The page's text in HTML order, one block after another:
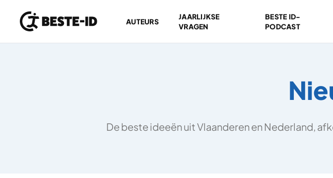
Ga naar inhoud
AUTEURS
JAARLIJKSE
VRAGEN
BESTE ID-
PODCAST
De beste ideeën uit Vlaanderen en Nederland,